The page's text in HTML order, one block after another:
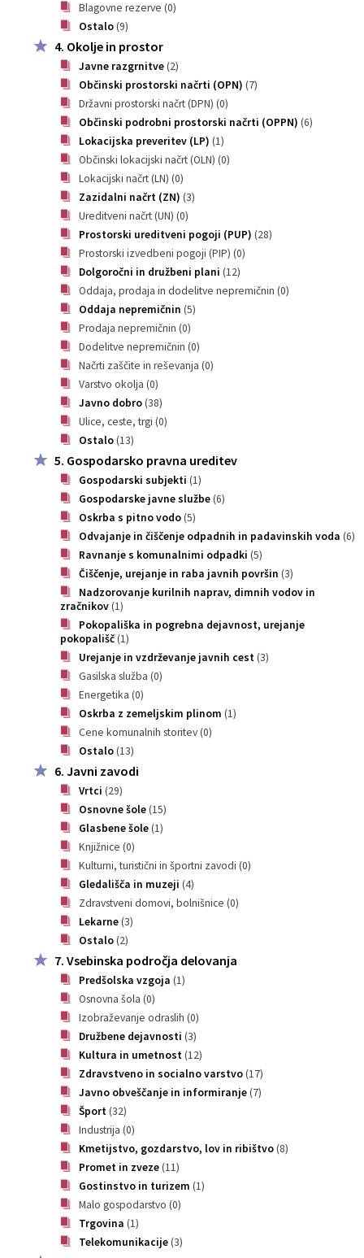
Blagovne rezerve (0)
Ostalo(9)
4. Okolje in prostor
Javne razgrnitve(2)
Občinski prostorski načrti (OPN) (7)
Državni prostorski načrt (DPN) (0)
Občinski podrobni prostorski načrti (OPPN) (6)
Lokacijska preveritev (LP) (1)
Občinski lokacijski načrt (OLN) (0)
Lokacijski načrt (LN) (0)
Zazidalni načrt (ZN) (3)
Ureditveni načrt (UN) (0)
Prostorski ureditveni pogoji (PUP) (28)
Prostorski izvedbeni pogoji (PIP) (0)
Dolgoročni in družbeni plani (12)
Oddaja, prodaja in dodelitve nepremičnin (0)
Oddaja nepremičnin (5)
Prodaja nepremičnin (0)
Dodelitve nepremičnin (0)
Načrti zaščite in reševanja (0)
Varstvo okolja (0)
Javno dobro(38)
Ulice, ceste, trgi (0)
Ostalo(13)
5. Gospodarsko pravna ureditev
Gospodarski subjekti (1)
Gospodarske javne službe(6)
Oskrba s pitno vodo(5)
Odvajanje in čiščenje odpadnih in padavinskih voda (6)
Ravnanje s komunalnimi odpadki (5)
Čiščenje, urejanje in raba javnih površin (3)
Nadzorovanje kurilnih naprav, dimnih vodov in
zračnikov(1)
Pokopališka in pogrebna dejavnost, urejanje
pokopališč(1)
Urejanje in vzdrževanje javnih cest(3)
Gasilska služba (0)
Energetika (0)
Oskrba z zemeljskim plinom (1)
Cene komunalnih storitev(0)
Ostalo(13)
6. Javni zavodi
Vrtci (29)
Osnovne šole(15)
Glasbene šole(1)
Knjižnice (0)
Kulturni, turistični in športni zavodi (0)
Gledališča in muzeji (4)
Zdravstveni domovi, bolnišnice (0)
Lekarne(3)
Ostalo(2)
7. Vsebinska področja delovanja
Predšolska vzgoja (1)
Osnovna šola (0)
Izobraževanje odraslih (0)
Družbene dejavnosti (3)
Kultura in umetnost(12)
Zdravstveno in socialno varstvo(17)
Javno obveščanje in informiranje(7)
Šport(32)
Industrija (0)
Kmetijstvo, gozdarstvo, lov in ribištvo(8)
Promet in zveze(11)
Gostinstvo in turizem (1)
Malo gospodarstvo (0)
Trgovina (1)
Telekomunikacije(3)